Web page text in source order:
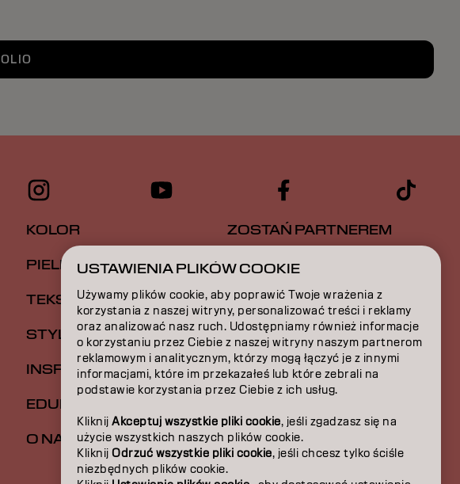
KOLOR
PIELĘGNACJA
TEKSTURA
STYLIZACJA
INSPIRACJA
EDUKACJA
O NAS
ZOSTAŃ PARTNEREM
SKONTAKTUJ SIĘ Z NAMI
USTAWIENIA PLIKÓW COOKIE
Używamy plików cookie, aby poprawić Twoje wrażenia z
korzystania z naszej witryny, personalizować treści i reklamy
oraz analizować nasz ruch. Udostępniamy również informacje
o korzystaniu przez Ciebie z naszej witryny naszym partnerom
reklamowym i analitycznym, którzy mogą łączyć je z innymi
informacjami, które im przekazałeś lub które zebrali na
podstawie korzystania przez Ciebie z ich usług.
Kliknij Akceptuj wszystkie pliki cookie, jeśli zgadzasz się na
użycie wszystkich naszych plików cookie.
Kliknij Odrzuć wszystkie pliki cookie, jeśli chcesz tylko ściśle
niezbędnych plików cookie.